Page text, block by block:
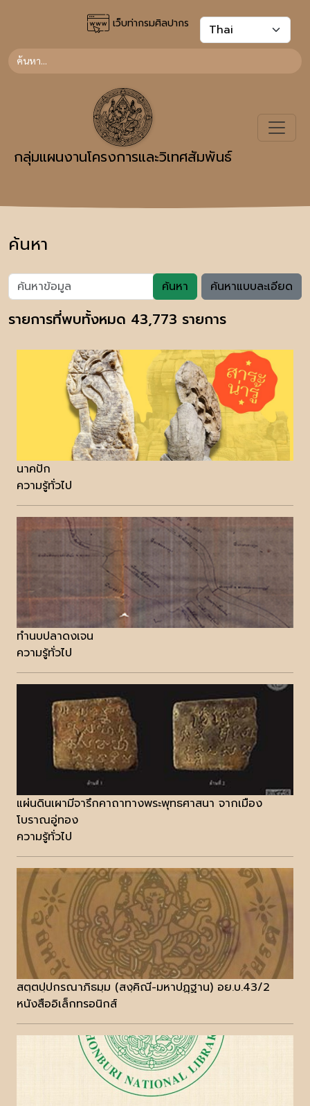
เว็บท่ากรมศิลปากร
กลุ่มแผนงานโครงการและวิเทศสัมพันธ์
ค้นหา
ค้นหา ค้นหาแบบละเอียด
รายการที่พบทั้งหมด 43,773 รายการ
นาคปัก
ความรู้ทั่วไป
ทำนบปลาดงเจน
ความรู้ทั่วไป
แผ่นดินเผามีจารึกคาถาทางพระพุทธศาสนา จากเมือง
โบราณอู่ทอง
ความรู้ทั่วไป
สตฺตปฺปกรณาภิธมฺม (สงฺคิณี-มหาปฏฺฐาน) อย.บ.43/2
หนังสืออิเล็กทรอนิกส์